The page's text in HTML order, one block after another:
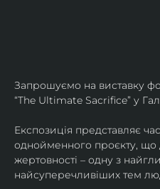
Запрошуємо на виставку
“The Ultimate Sacrifice” у
Експозиція представляє
однойменного проєкту, що
жертовності – одну з
найсуперечливіших тем